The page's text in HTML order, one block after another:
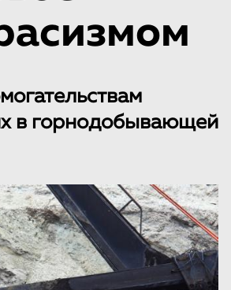
в горнодобывающей